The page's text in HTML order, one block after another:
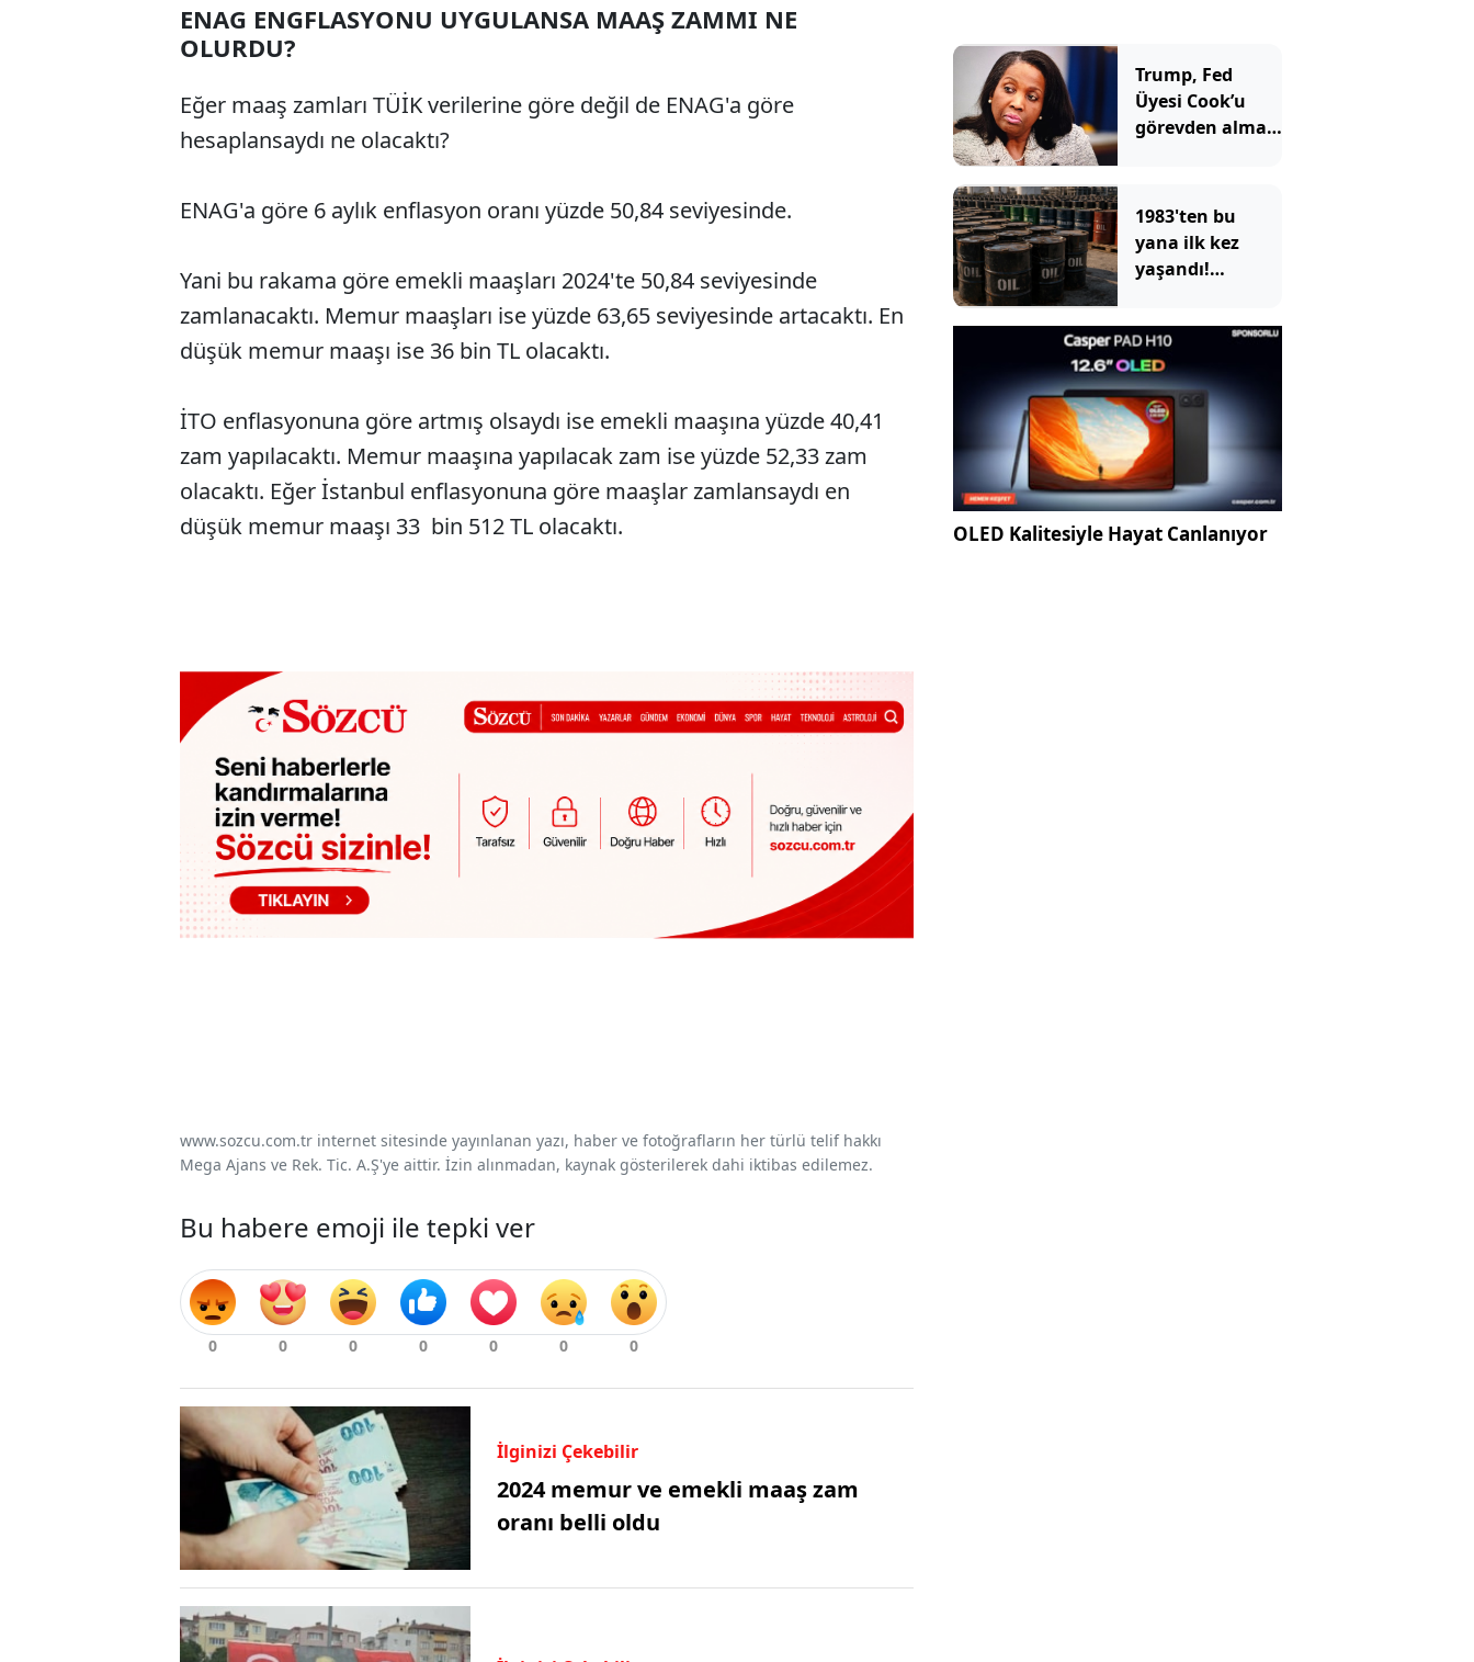
ENAG ENGFLASYONU UYGULANSA MAAŞ ZAMMI NE
OLURDU?
Eğer maaş zamları TÜİK verilerine göre değil de ENAG'a göre
hesaplansaydı ne olacaktı?
ENAG'a göre 6 aylık enflasyon oranı yüzde 50,84 seviyesinde.
Yani bu rakama göre emekli maaşları 2024'te 50,84 seviyesinde
zamlanacaktı. Memur maaşları ise yüzde 63,65 seviyesinde artacaktı. En
düşük memur maaşı ise 36 bin TL olacaktı.
İTO enflasyonuna göre artmış olsaydı ise emekli maaşına yüzde 40,41
zam yapılacaktı. Memur maaşına yapılacak zam ise yüzde 52,33 zam
olacaktı. Eğer İstanbul enflasyonuna göre maaşlar zamlansaydı en
düşük memur maaşı 33 bin 512 TL olacaktı.
www.sozcu.com.tr internet sitesinde yayınlanan yazı, haber ve fotoğrafların her türlü telif hakkı
Mega Ajans ve Rek. Tic. A.Ş'ye aittir. İzin alınmadan, kaynak gösterilerek dahi iktibas edilemez.
Bu habere emoji ile tepki ver
İlginizi Çekebilir
2024 memur ve emekli maaş zam
oranı belli oldu
Trump, Fed
Üyesi Cook’u
görevden alma
1983'ten bu
yana ilk kez
yaşandı!
depoları hızla
eriyor
OLED Kalitesiyle Hayat Canlanıyor